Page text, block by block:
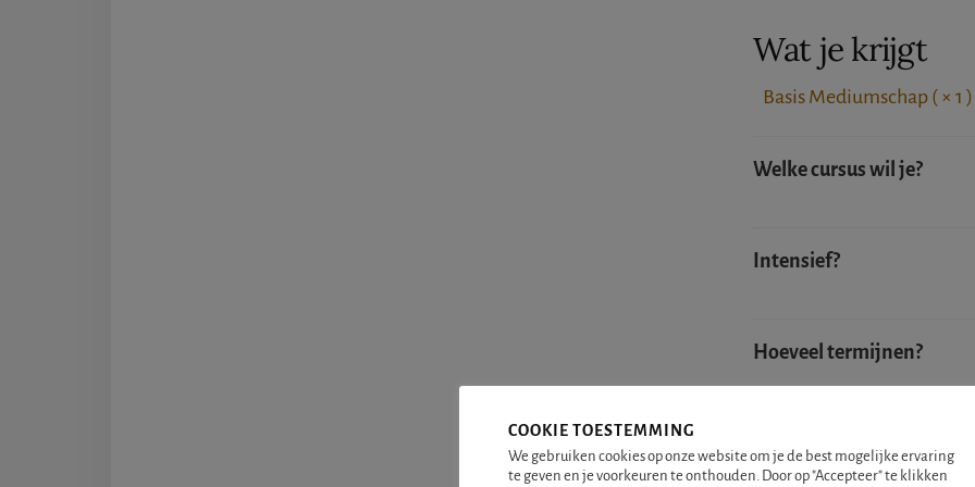
Wat je krijgt
Basis Mediumschap ( × 1
Welke cursus wil je?
Intensief?
Hoeveel termijnen?
COOKIE TOESTEMMING
We gebruiken cookies op onze website om je de best mogelijke ervaring
te geven en je voorkeuren te onthouden. Door op "Accepteer" te klikken